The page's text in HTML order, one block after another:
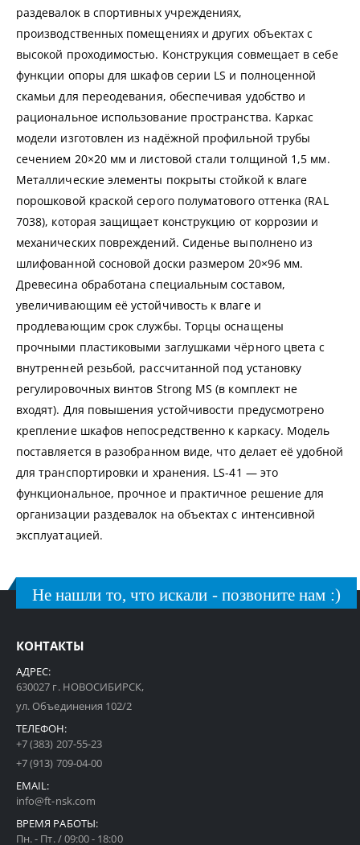
раздевалок в спортивных учреждениях,
производственных помещениях и других объектах с
высокой проходимостью. Конструкция совмещает в себе
функции опоры для шкафов серии LS и полноценной
скамьи для переодевания, обеспечивая удобство и
рациональное использование пространства. Каркас
модели изготовлен из надёжной профильной трубы
сечением 20×20 мм и листовой стали толщиной 1,5 мм.
Металлические элементы покрыты стойкой к влаге
порошковой краской серого полуматового оттенка (RAL
7038), которая защищает конструкцию от коррозии и
механических повреждений. Сиденье выполнено из
шлифованной сосновой доски размером 20×96 мм.
Древесина обработана специальным составом,
увеличивающим её устойчивость к влаге и
продлевающим срок службы. Торцы оснащены
прочными пластиковыми заглушками чёрного цвета с
внутренней резьбой, рассчитанной под установку
регулировочных винтов Strong MS (в комплект не
входят). Для повышения устойчивости предусмотрено
крепление шкафов непосредственно к каркасу. Модель
поставляется в разобранном виде, что делает её удобной
для транспортировки и хранения. LS-41 — это
функциональное, прочное и практичное решение для
организации раздевалок на объектах с интенсивной
эксплуатацией.
Не нашли то, что искали - позвоните нам :)
КОНТАКТЫ
АДРЕС:
630027 г. НОВОСИБИРСК,
ул. Объединения 102/2
ТЕЛЕФОН:
+7 (383) 207-55-23
+7 (913) 709-04-00
EMAIL:
info@ft-nsk.com
ВРЕМЯ РАБОТЫ:
Пн. - Пт. / 09:00 - 18:00